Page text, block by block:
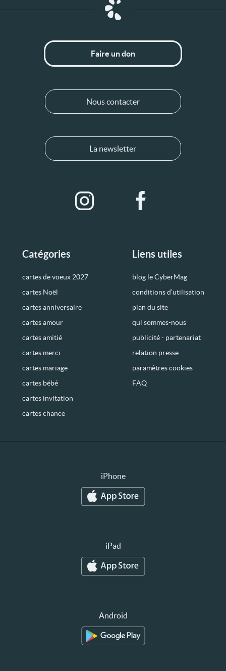
Catégories
cartes de voeux 2027
cartes Noël
cartes anniversaire
cartes amour
cartes amitié
cartes merci
cartes mariage
cartes bébé
cartes invitation
cartes chance
Liens utiles
blog le CyberMag
conditions d’utilisation
plan du site
qui sommes-nous
publicité - partenariat
relation presse
paramètres cookies
FAQ
Faire un don
Nous contacter
La newsletter
iPhone
iPad
Android